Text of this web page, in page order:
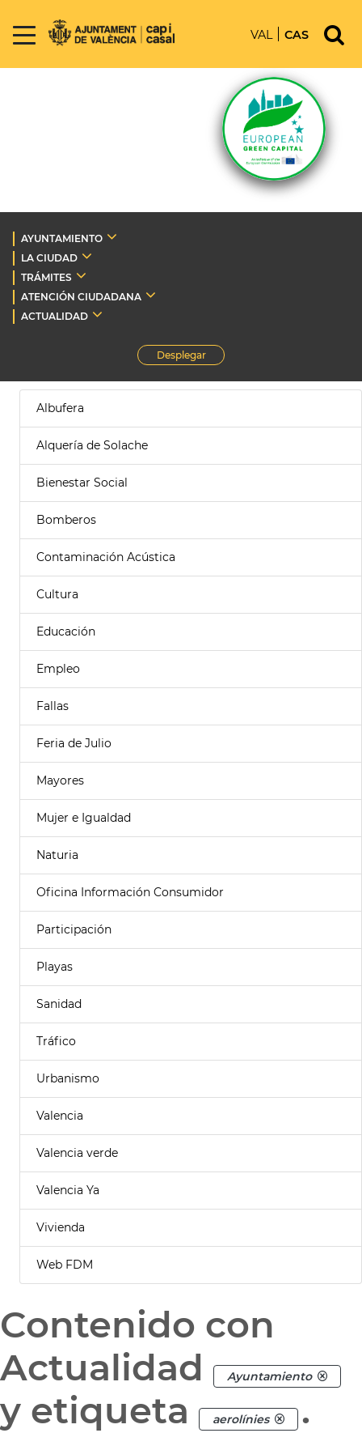
VAL CAS
AYUNTAMIENTO
LA CIUDAD
TRÁMITES
ATENCIÓN CIUDADANA
ACTUALIDAD
Desplegar
Albufera
Alquería de Solache
Bienestar Social
Bomberos
Contaminación Acústica
Cultura
Educación
Empleo
Fallas
Feria de Julio
Mayores
Mujer e Igualdad
Naturia
Oficina Información Consumidor
Participación
Playas
Sanidad
Tráfico
Urbanismo
Valencia
Valencia verde
Valencia Ya
Vivienda
Web FDM
Contenido con
Actualidad
Ayuntamiento
y etiqueta aerolínies .